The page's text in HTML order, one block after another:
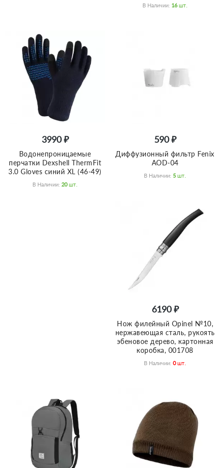
В Наличии: 16 Шт.
3990 ₽
Водонепроницаемые
перчатки Dexshell ThermFit
3.0 Gloves синий XL (46-49)
В Наличии: 20 Шт.
590 ₽
Диффузионный фильтр Fenix
AOD-04
В Наличии: 5 Шт.
6190 ₽
Нож филейный Opinel №10,
нержавеющая сталь, рукоять
эбеновое дерево, картонная
коробка, 001708
В Наличии: 0 Шт.